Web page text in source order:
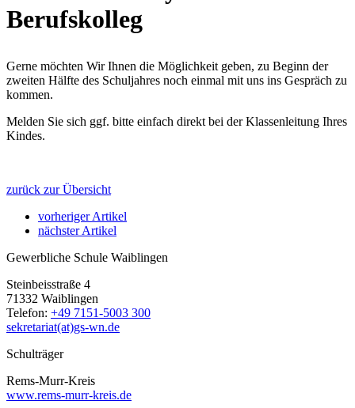
Berufskolleg
Gerne möchten Wir Ihnen die Möglichkeit geben, zu Beginn der
zweiten Hälfte des Schuljahres noch einmal mit uns ins Gespräch zu
kommen.
Melden Sie sich ggf. bitte einfach direkt bei der Klassenleitung Ihres
Kindes.
zurück zur Übersicht
vorheriger Artikel
nächster Artikel
Gewerbliche Schule Waiblingen
Steinbeisstraße 4
71332 Waiblingen
Telefon: +49 7151-5003 300
sekretariat(at)gs-wn.de
Schulträger
Rems-Murr-Kreis
www.rems-murr-kreis.de